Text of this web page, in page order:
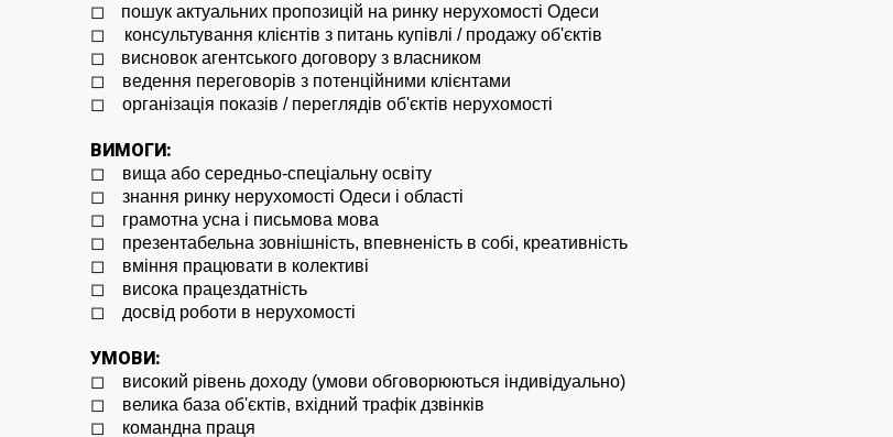
◻
пошук актуальних пропозицій на ринку нерухомості Одеси
◻
консультування клієнтів з питань купівлі / продажу об'єктів
◻
висновок агентського договору з власником
◻
ведення переговорів з потенційними клієнтами
◻ організація показів / переглядів об'єктів нерухомості
ВИМОГИ:
◻ вища або середньо-спеціальну освіту
◻ знання ринку нерухомості Одеси і області
◻ грамотна усна і письмова мова
◻ презентабельна зовнішність, впевненість в собі, креативність
◻ вміння працювати в колективі
◻ висока працездатність
◻ досвід роботи в нерухомості
УМОВИ:
◻ високий рівень доходу (умови обговорюються індивідуально)
◻ велика база об'єктів, вхідний трафік дзвінків
◻ командна праця